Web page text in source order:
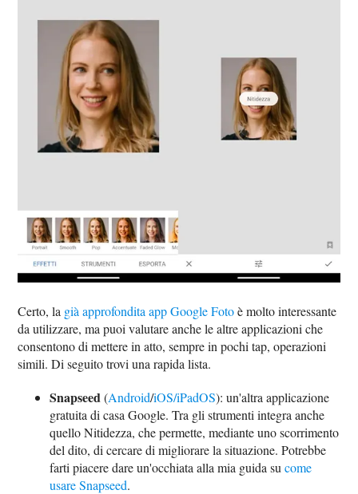
Certo, la già approfondita app Google Fotoè molto interessante
da utilizzare, ma puoi valutare anche le altre applicazioni che
consentono di mettere in atto, sempre in pochi tap, operazioni
simili. Di seguito trovi una rapida lista.
Snapseed (Android/iOS/iPadOS): un'altra applicazione
gratuita di casa Google. Tra gli strumenti integra anche
quello Nitidezza, che permette, mediante uno scorrimento
del dito, di cercare di migliorare la situazione. Potrebbe
farti piacere dare un'occhiata alla mia guida sucome
usare Snapseed.